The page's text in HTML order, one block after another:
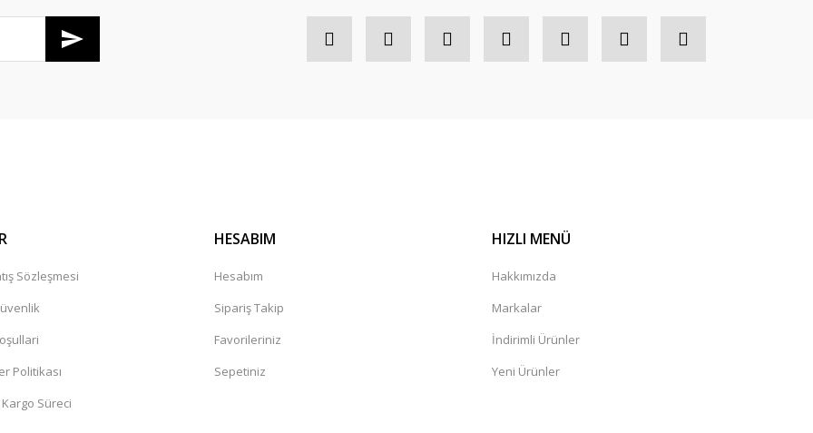
Sözleşmesi
Politikası
Süreci
HESABIM
Hesabım
Sipariş Takip
Favorileriniz
Sepetiniz
HIZLI MENÜ
Hakkımızda
Markalar
İndirimli Ürünler
Yeni Ürünler